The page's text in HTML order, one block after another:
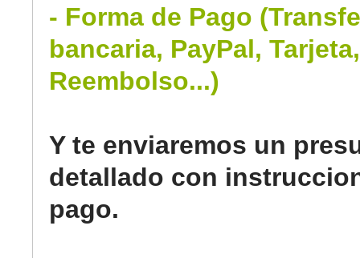
- Forma de Pago
bancaria, PayPal,
Reembolso...)
Y te enviaremos un
detallado con
pago.